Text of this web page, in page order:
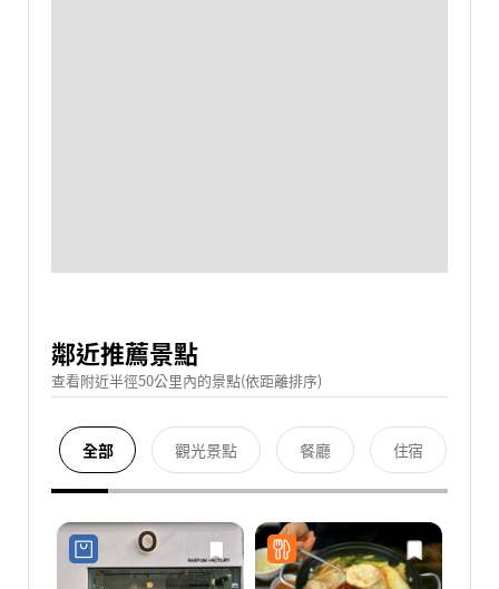
鄰近推薦景點
查看附近半徑50公里內的景點(依距離排序)
全部 觀光景點 餐廳 住宿